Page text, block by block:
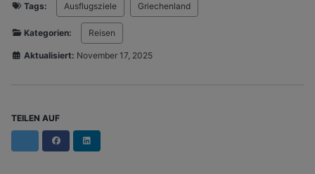
Tags: Ausflugsziele Griechenland
Kategorien: Reisen
Aktualisiert: November 17, 2025
TEILEN AUF
Facebook